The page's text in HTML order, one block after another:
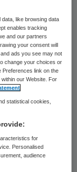
Medisch
het bedrijf
dat zelf
redelijk
like browsing data
enables tracking
and our partners
your consent will
ads you see may not
change your choices or
Preferences link on the
our Website. For
statistical cookies,
for
Personalised
audience